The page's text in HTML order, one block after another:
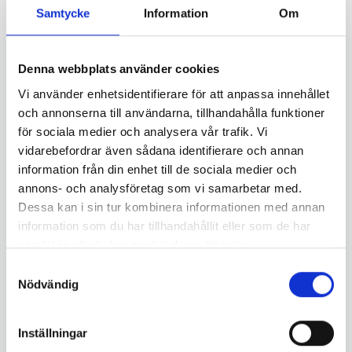
Samtycke Information Om
Denna webbplats använder cookies
Vi använder enhetsidentifierare för att anpassa innehållet
och annonserna till användarna, tillhandahålla funktioner
för sociala medier och analysera vår trafik. Vi
vidarebefordrar även sådana identifierare och annan
information från din enhet till de sociala medier och
annons- och analysföretag som vi samarbetar med.
Dessa kan i sin tur kombinera informationen med annan
information som du har tillhandahållit eller som de har
samlat in när du har använt deras tjänster.
Nödvändig
Inställningar
Relaterade produkter